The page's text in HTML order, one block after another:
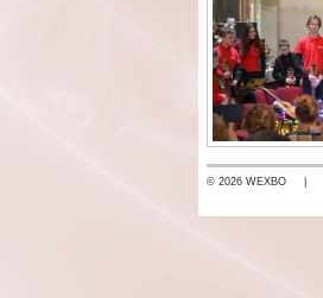
© 2026 WEXBO |